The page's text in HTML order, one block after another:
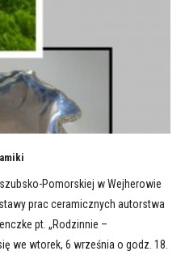
Pomorskiej w Wejherowie
prac ceramicznych autorstwa
pt. „Rodzinnie –
we wtorek, 6 września o godz. 18.